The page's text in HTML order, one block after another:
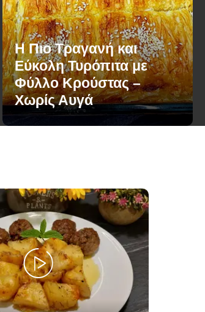
Η Πιο Τραγανή και
Εύκολη Τυρόπιτα με
Φύλλο Κρούστας –
Χωρίς Αυγά